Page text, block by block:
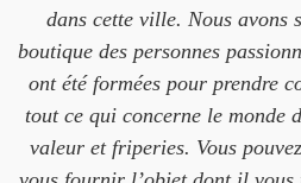
dans cette ville. Nous avons
boutique des personnes
ont été formées pour prendre
tout ce qui concerne le monde
valeur et friperies. Vous